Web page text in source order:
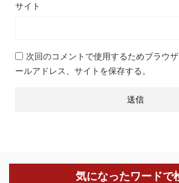
サイト
次回のコメントで使用するためブラウ
ールアドレス、サイトを保存する。
気になったワードで